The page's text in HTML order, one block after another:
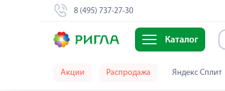
8 (495) 737-27-30
Каталог
Акции Распродажа Яндекс Сплит